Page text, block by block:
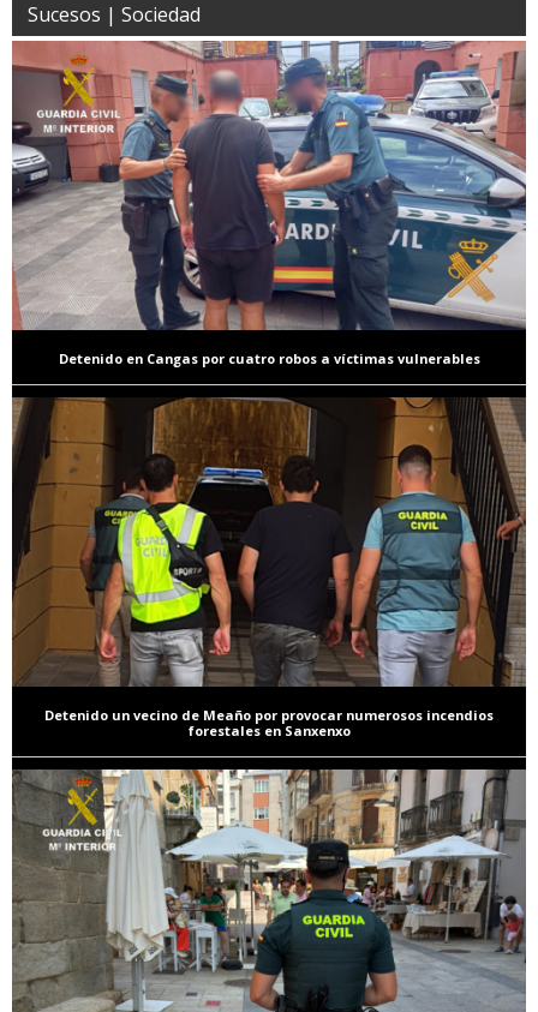
Sucesos | Sociedad
Detenido en Cangas por cuatro robos a víctimas vulnerables
Detenido un vecino de Meaño por provocar numerosos incendios
forestales en Sanxenxo